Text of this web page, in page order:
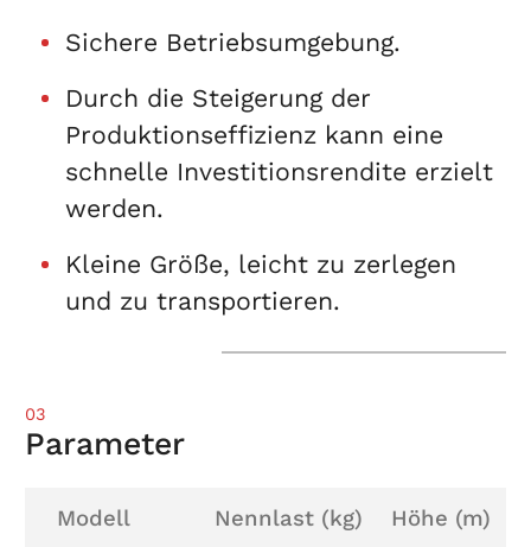
Sichere Betriebsumgebung.
Durch die Steigerung der
Produktionseffizienz kann eine
schnelle Investitionsrendite erzielt
werden.
Kleine Größe, leicht zu zerlegen
und zu transportieren.
03
Parameter
Modell Nennlast (kg) Höhe (m)